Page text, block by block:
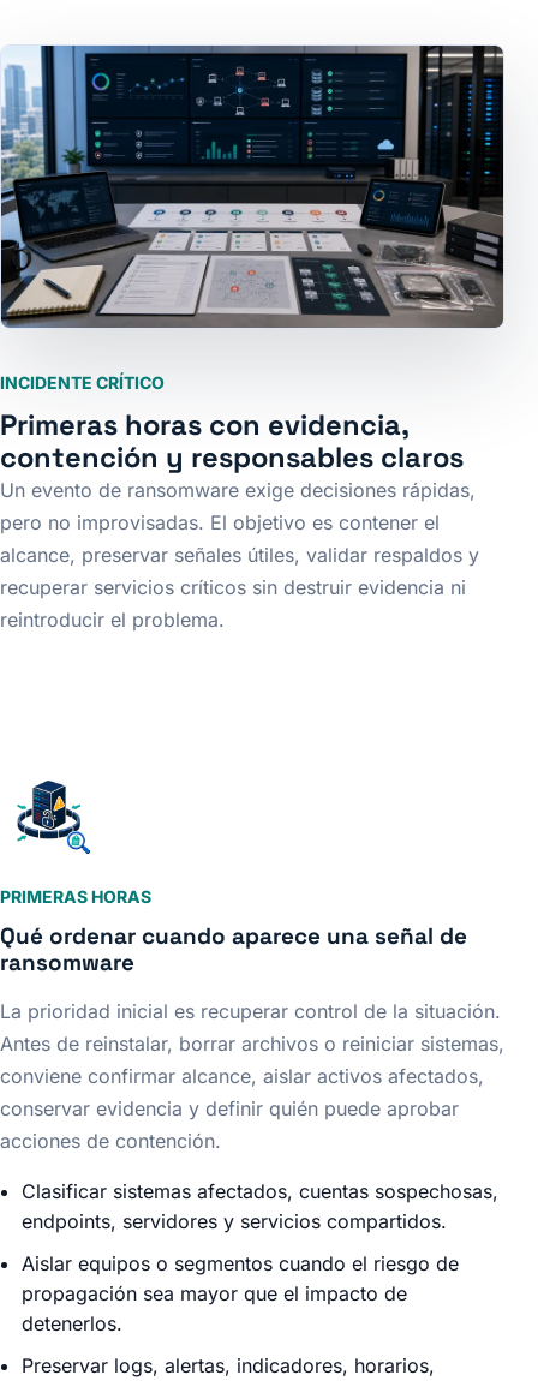
INCIDENTE CRÍTICO
Primeras horas con evidencia,
contención y responsables claros
Un evento de ransomware exige decisiones rápidas,
pero no improvisadas. El objetivo es contener el
alcance, preservar señales útiles, validar respaldos y
recuperar servicios críticos sin destruir evidencia ni
reintroducir el problema.
PRIMERAS HORAS
Qué ordenar cuando aparece una señal de
ransomware
La prioridad inicial es recuperar control de la situación.
Antes de reinstalar, borrar archivos o reiniciar sistemas,
conviene confirmar alcance, aislar activos afectados,
conservar evidencia y definir quién puede aprobar
acciones de contención.
Clasificar sistemas afectados, cuentas sospechosas,
endpoints, servidores y servicios compartidos.
Aislar equipos o segmentos cuando el riesgo de
propagación sea mayor que el impacto de
detenerlos.
Preservar logs, alertas, indicadores, horarios,